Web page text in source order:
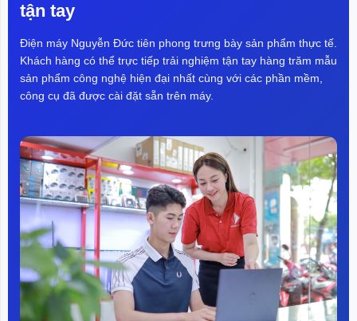
tận tay
Điện máy Nguyễn Đức tiên phong trưng bày sản phẩm thực tế.
Khách hàng có thể trực tiếp trải nghiệm tận tay hàng trăm mẫu
sản phẩm công nghệ hiện đại nhất cùng với các phần mềm,
công cụ đã được cài đặt sẵn trên máy.